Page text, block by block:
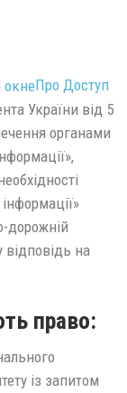
Про Доступ
України від 5
органами
дорожній
відповідь на
право:
із запитом